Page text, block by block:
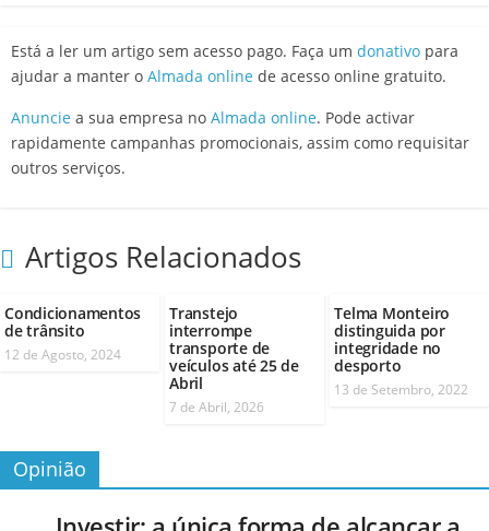
Está a ler um artigo sem acesso pago. Faça um donativo para
ajudar a manter o Almada online de acesso online gratuito.
Anuncie a sua empresa no Almada online. Pode activar
rapidamente campanhas promocionais, assim como requisitar
outros serviços.
Artigos Relacionados
Condicionamentos
de trânsito
12 de Agosto, 2024
Transtejo
interrompe
transporte de
veículos até 25 de
Abril
7 de Abril, 2026
Telma Monteiro
distinguida por
integridade no
desporto
13 de Setembro, 2022
Opinião